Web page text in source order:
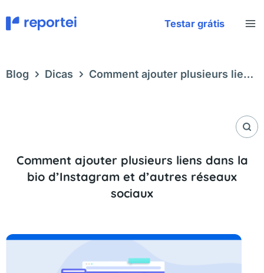
au
contenu
Testar grátis
Blog Dicas
Comment ajouter plusieurs liens
Comment ajouter plusieurs liens dans la
bio d’Instagram et d’autres réseaux
sociaux